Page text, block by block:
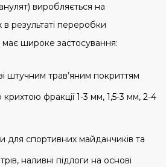
виробляється на
результаті переробки
широке застосування:
штучним трав’яним покриттям
фракції 1-3 мм, 1,5-3 мм, 2-4
для спортивних майданчиків та
наливні підлоги на основі